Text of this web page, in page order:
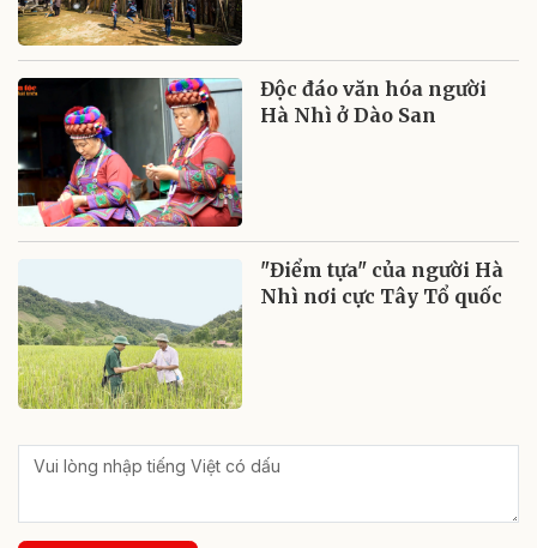
Độc đáo văn hóa người
Hà Nhì ở Dào San
"Điểm tựa" của người Hà
Nhì nơi cực Tây Tổ quốc